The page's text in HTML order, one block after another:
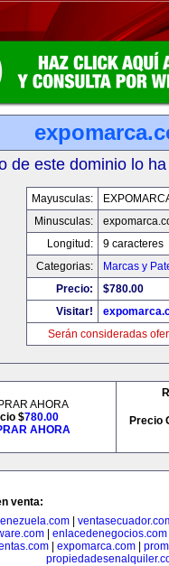
de este dominio lo
Mayusculas:
Minusculas:
Longitud:
9 caracteres
Categorias:
Marcas y
Precio:
$780.00
Visitar!
Serán consideradas
AHORA
$780.00
AHORA
Precio
venta:
|
enlacedenegocios.com
expomarca.com